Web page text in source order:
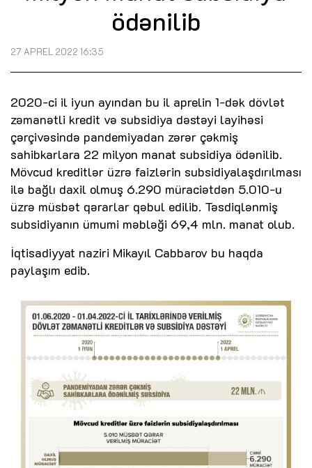
ödənilib
27 APREL 2022 16:35
2020-ci il iyun ayından bu il aprelin 1-dək dövlət
zəmanətli kredit və subsidiya dəstəyi layihəsi
çərçivəsində pandemiyadan zərər çəkmiş
sahibkarlara 22 milyon manat subsidiya ödənilib.
Mövcud kreditlər üzrə faizlərin subsidiyalaşdırılması
ilə bağlı daxil olmuş 6.290 müraciətdən 5.010-u
üzrə müsbət qərarlar qəbul edilib. Təsdiqlənmiş
subsidiyanın ümumi məbləği 69,4 mln. manat olub.
İqtisadiyyat naziri Mikayıl Cabbarov bu haqda
paylaşım edib.